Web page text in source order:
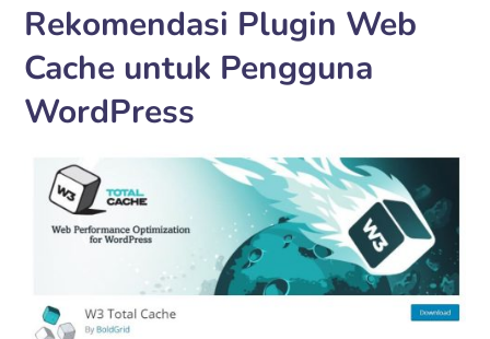
Rekomendasi Plugin Web
Cache untuk Pengguna
WordPress